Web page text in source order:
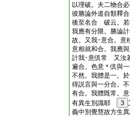
以理破。夫二物合
彼勝論外道自類釋
後至名合 破云。若
我應有分限。勝論
故。又我･意合。意
意相就和合。我應
計我･意倶常 又汝
遍合。色意＊倶與
不然。我體是一。
得説言與一分合。
有合。我體既常。
有異生別識耶
3
義中別覺慧故方生